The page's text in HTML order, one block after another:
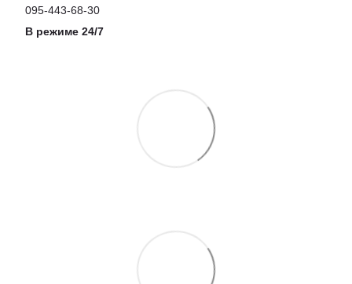
095-443-68-30
В режиме 24/7